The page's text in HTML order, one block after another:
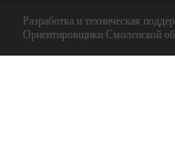
Разработка и техническая
Ориентировщики Смоленской